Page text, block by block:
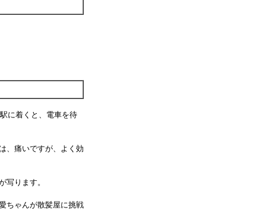
に着くと、電車を待
、痛いですが、よく効
ります。
ちゃんが散髪屋に挑戦